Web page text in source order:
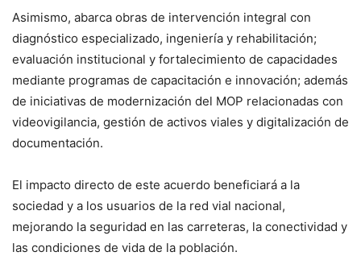
Asimismo, abarca obras de intervención integral con
diagnóstico especializado, ingeniería y rehabilitación;
evaluación institucional y fortalecimiento de capacidades
mediante programas de capacitación e innovación; además
de iniciativas de modernización del MOP relacionadas con
videovigilancia, gestión de activos viales y digitalización de
documentación.
El impacto directo de este acuerdo beneficiará a la
sociedad y a los usuarios de la red vial nacional,
mejorando la seguridad en las carreteras, la conectividad y
las condiciones de vida de la población.